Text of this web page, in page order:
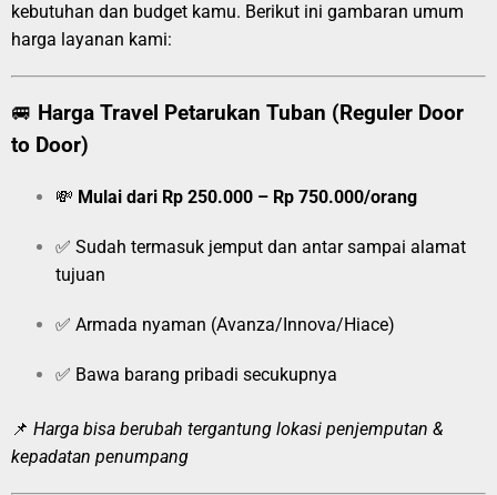
kebutuhan dan budget kamu. Berikut ini gambaran umum
harga layanan kami:
🚐 Harga Travel Petarukan Tuban (Reguler Door
to Door)
💸 Mulai dari Rp 250.000 – Rp 750.000/orang
✅ Sudah termasuk jemput dan antar sampai alamat
tujuan
✅ Armada nyaman (Avanza/Innova/Hiace)
✅ Bawa barang pribadi secukupnya
📌 Harga bisa berubah tergantung lokasi penjemputan &
kepadatan penumpang